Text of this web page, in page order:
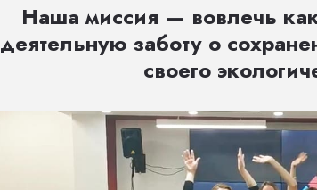
Наша миссия — вовлечь
деятельную заботу о
своего